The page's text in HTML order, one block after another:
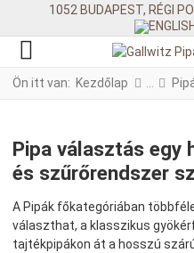
1052 BUDAPEST, RÉGI
Ön itt van: Kezdőlap
Pipa választás egy
és szűrőrendszer
A Pipák főkategóriában
választhat, a klasszikus
tajtékpipákon át a hosszú